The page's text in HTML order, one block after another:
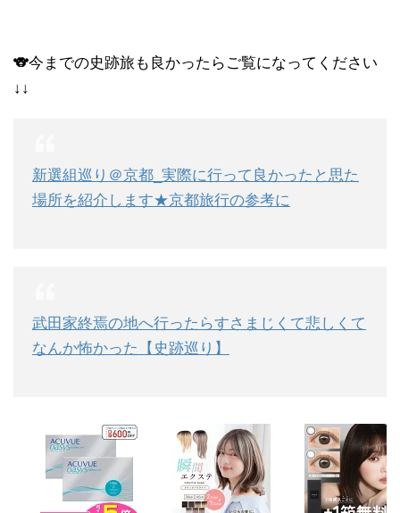
🐨今までの史跡旅も良かったらご覧になってください
↓↓
新選組巡り＠京都_実際に行って良かったと思た
場所を紹介します★京都旅行の参考に
武田家終焉の地へ行ったらすさまじくて悲しくて
なんか怖かった【史跡巡り】